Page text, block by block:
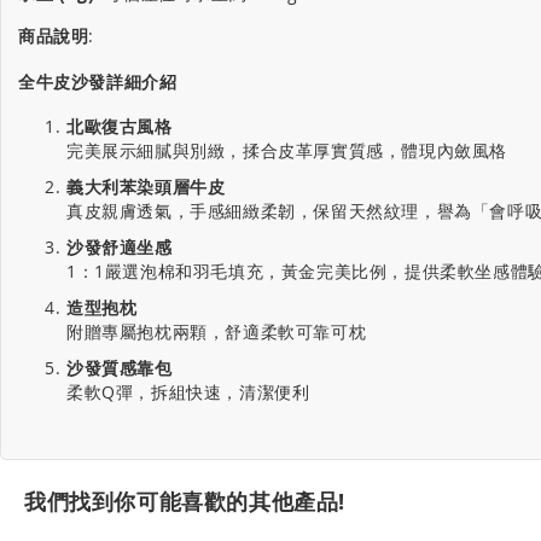
商品說明:
全牛皮沙發詳細介紹
北歐復古風格
完美展示細膩與別緻，揉合皮革厚實質感，體現內斂風格
義大利苯染頭層牛皮
真皮親膚透氣，手感細緻柔韌，保留天然紋理，譽為「會呼吸
沙發舒適坐感
1：1嚴選泡棉和羽毛填充，黃金完美比例，提供柔軟坐感體
造型抱枕
附贈專屬抱枕兩顆，舒適柔軟可靠可枕
沙發質感靠包
柔軟Q彈，拆組快速，清潔便利
我們找到你可能喜歡的其他產品!